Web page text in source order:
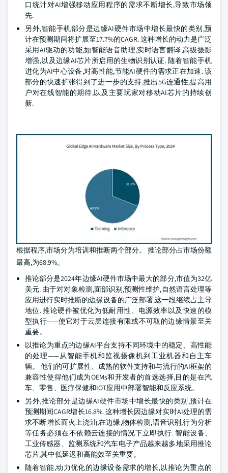
口统计对AI增强移动应用程序的需求不断增长,导致市场领
先.
另外,智能手机部分是边缘AI硬件市场中增长最快的类别,预
计在预测期间将扩展至17.7%的CAGR. 这种增长的动力是广泛
采用AI驱动的功能,如智能语音助理,实时语言翻译,高级摄影
增强,以及边缘AI芯片所启用的生物识别认证. 随着智能手机
进化为AI中心设备,对高性能,节能AI硬件的需求正在加速. 该
部分的快速扩张得到了进一步的支持,推出5G连通性,提高用
户对在线智能的期待,以及主要玩家对移动AI芯片的持续创
新.
根据程序,市场分为培训和推断两个部分。 推论部分占市场份额
最高,为68.9%。
推论部分是2024年边缘AI硬件市场中最大的部分,市值为32亿
美元. 由于对对象检测,面部识别,预测性维护,自然语言处理等
应用进行实时推断的边缘设备的广泛部署,这一段继续占主导
地位. 推论硬件被优化为低耐用性、电源效率以及快速的模
型执行——使它对于云层连接有限或不可取的边缘情景至关
重要。
以推论为重点的边缘AI平台支持不同环境中的稳定、高性能
的处理——从智能手机和监视摄像机到工业机器和自主车
辆。 他们的可扩展性、成熟的软件支持和与流行的AI框架的
兼容性使得他们成为OEMs和开发者的首选选择,目的是在汽
车、零售、医疗保健和IOT应用中部署智能和反应系统。
另外,推论部分是边缘AI硬件市场中增长最快的类别,预计在
预测期间CAGR增长16.8%. 这种增长因边缘对实时AI处理的需
求不断增长而火上浇油,在边缘,物体检测,语音识别,行为分析
等任务必须在不依赖云连接的情况下立即执行. 智能设备、
工业传感器、监测系统和汽车电子产品越来越多地采用推论
芯片,其中低延迟和高能效至关重要。
随着智能,动力优化的边缘设备需求的增长,以推论为重点的